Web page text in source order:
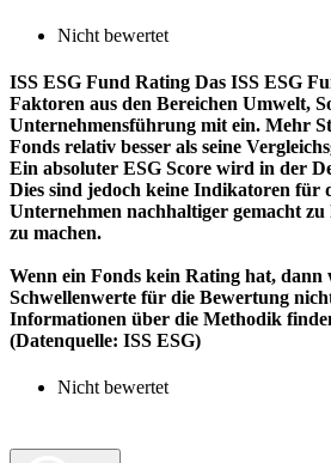
Nicht bewertet
ISS ESG Fund Rating Das ISS ESG
Faktoren aus den Bereichen Umwelt,
Unternehmensführung mit ein. Mehr
Fonds relativ besser als seine
Ein absoluter ESG Score wird in der
Dies sind jedoch keine Indikatoren für
Unternehmen nachhaltiger gemacht
zu machen.
Wenn ein Fonds kein Rating hat, dann
Schwellenwerte für die Bewertung
Informationen über die Methodik
(Datenquelle: ISS ESG)
Nicht bewertet